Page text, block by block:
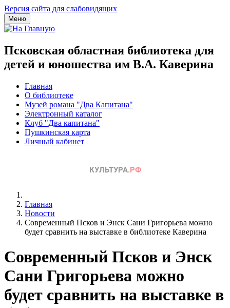
Версия сайта для слабовидящих
Меню
Псковская областная библиотека для
детей и юношества им В.А. Каверина
Главная
О библиотеке
Музей романа "Два Капитана"
Электронный каталог
Клуб "Два капитана"
Пушкинская карта
Личный кабинет
Главная
Новости
Современный Псков и Энск Сани Григорьева можно
будет сравнить на выставке в библиотеке Каверина
Современный Псков и Энск
Сани Григорьева можно
будет сравнить на выставке в